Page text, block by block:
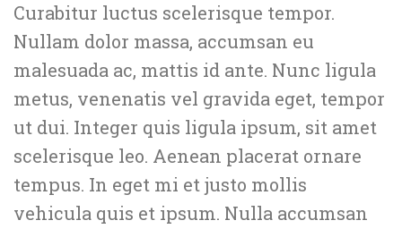
Curabitur luctus scelerisque tempor.
Nullam dolor massa, accumsan eu
malesuada ac, mattis id ante. Nunc ligula
metus, venenatis vel gravida eget, tempor
ut dui. Integer quis ligula ipsum, sit amet
scelerisque leo. Aenean placerat ornare
tempus. In eget mi et justo mollis
vehicula quis et ipsum. Nulla accumsan